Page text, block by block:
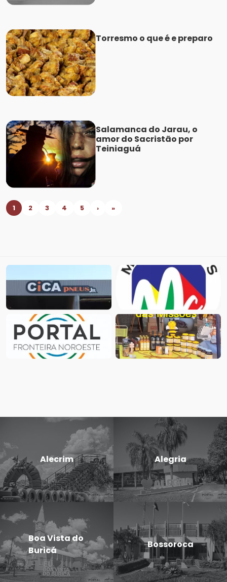
Torresmo o que é e preparo
Salamanca do Jarau, o
amor do Sacristão por
Teiniaguá
1 2 3 4 5 › »
Alecrim Alegria
Boa Vista do
Buricá
Bossoroca